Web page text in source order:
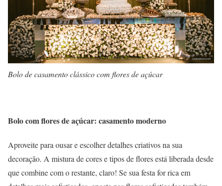
Bolo de casamento clássico com flores de açúcar
Bolo com flores de açúcar: casamento moderno
Aproveite para ousar e escolher detalhes criativos na sua
decoração. A mistura de cores e tipos de flores está liberada desde
que combine com o restante, claro! Se sua festa for rica em